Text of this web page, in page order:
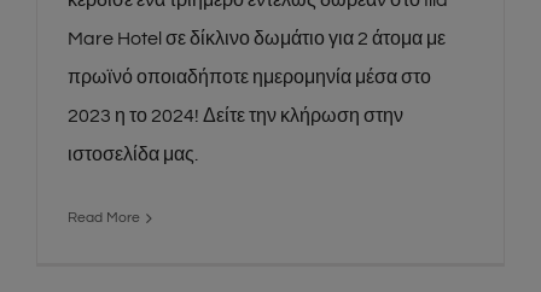
Mare Hotel σε δίκλινο δωμάτιο για 2 άτομα με
πρωϊνό οποιαδήποτε ημερομηνία μέσα στο
2023 η το 2024! Δείτε την κλήρωση στην
ιστοσελίδα μας.
Read More